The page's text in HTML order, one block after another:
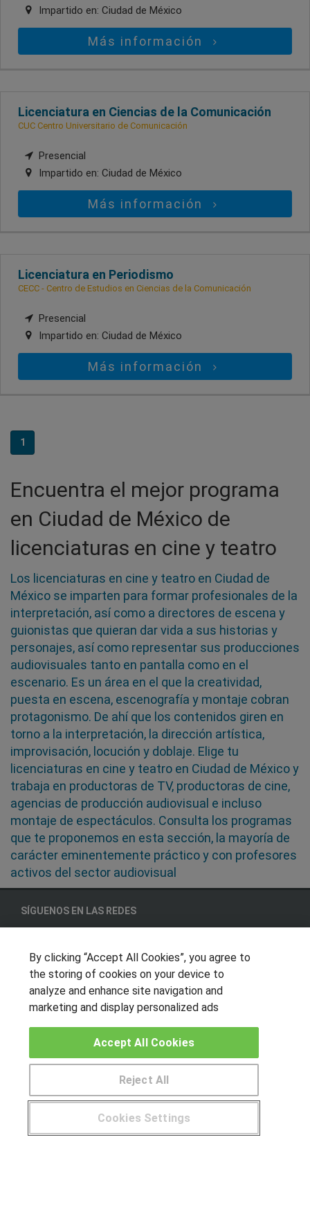
Impartido en: Ciudad de México
Más información
Licenciatura en Ciencias de la Comunicación
CUC Centro Universitario de Comunicación
Presencial
Impartido en: Ciudad de México
Más información
Licenciatura en Periodismo
CECC - Centro de Estudios en Ciencias de la Comunicación
Presencial
Impartido en: Ciudad de México
Más información
1
Encuentra el mejor programa
en Ciudad de México de
licenciaturas en cine y teatro
Los licenciaturas en cine y teatro en Ciudad de
México se imparten para formar profesionales de la
interpretación, así como a directores de escena y
guionistas que quieran dar vida a sus historias y
personajes, así como representar sus producciones
audiovisuales tanto en pantalla como en el
escenario. Es un área en el que la creatividad,
puesta en escena, escenografía y montaje cobran
protagonismo. De ahí que los contenidos giren en
torno a la interpretación, la dirección artística,
improvisación, locución y doblaje. Elige tu
licenciaturas en cine y teatro en Ciudad de México y
trabaja en productoras de TV, productoras de cine,
agencias de producción audiovisual e incluso
montaje de espectáculos. Consulta los programas
que te proponemos en esta sección, la mayoría de
carácter eminentemente práctico y con profesores
activos del sector audiovisual
SÍGUENOS EN LAS REDES
OTROS GRUPOS DE INTERES
Muro de los idiomas
Locos por las becas
CENTROS DE FORMACIÓN
Publicar cursos
USUARIOS
By clicking “Accept All Cookies”, you agree to
the storing of cookies on your device to
analyze and enhance site navigation and
marketing and display personalized ads
Cookies Settings
Reject All
Accept All Cookies